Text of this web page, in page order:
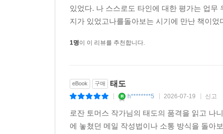
있었다. 나 스스로도 타인에 대한 평가는 업
지가 있었고나를돌아보는 시기에 만난 책이
1명이 이 리뷰를 추천합니다.
eBook 구매 태도
h********5 2026-07-19 신고
로잔 토머스 작가님의 태도의 품격을 읽고 나
에 놓쳤던 메일 작성법이나 소통 방식을 돌아